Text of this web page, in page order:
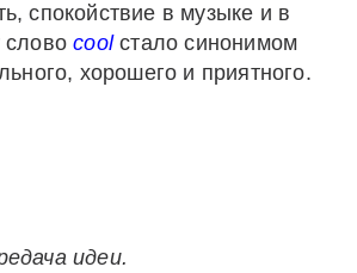
спокойствие в музыке и в
словоcoolстало синонимом
хорошего и приятного.
идеи.